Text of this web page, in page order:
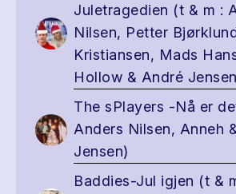
Juletragedien (t & m :
Nilsen, Petter
Kristiansen, Mads
Hollow & André
The sPlayers -Nå er
Anders Nilsen, Anneh
Jensen)
Baddies-Jul igjen (t &